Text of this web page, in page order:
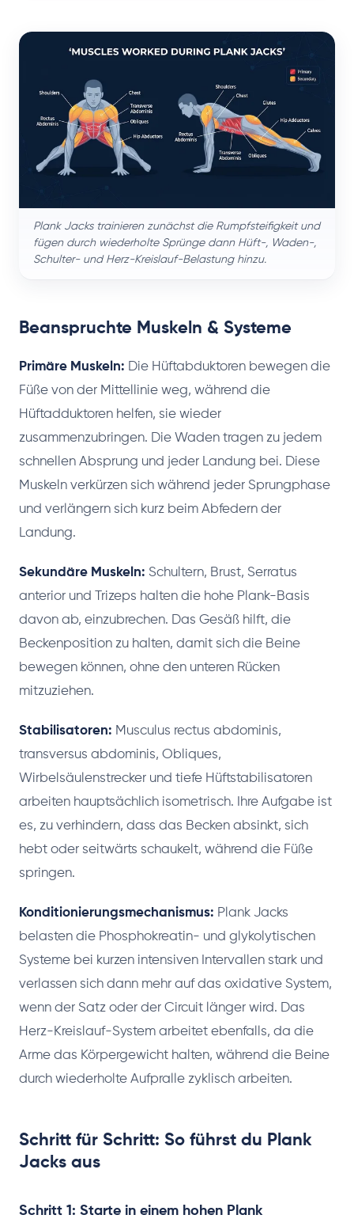
Plank Jacks trainieren zunächst die Rumpfsteifigkeit und
fügen durch wiederholte Sprünge dann Hüft-, Waden-,
Schulter- und Herz-Kreislauf-Belastung hinzu.
Beanspruchte Muskeln & Systeme
Primäre Muskeln: Die Hüftabduktoren bewegen die
Füße von der Mittellinie weg, während die
Hüftadduktoren helfen, sie wieder
zusammenzubringen. Die Waden tragen zu jedem
schnellen Absprung und jeder Landung bei. Diese
Muskeln verkürzen sich während jeder Sprungphase
und verlängern sich kurz beim Abfedern der
Landung.
Sekundäre Muskeln: Schultern, Brust, Serratus
anterior und Trizeps halten die hohe Plank-Basis
davon ab, einzubrechen. Das Gesäß hilft, die
Beckenposition zu halten, damit sich die Beine
bewegen können, ohne den unteren Rücken
mitzuziehen.
Stabilisatoren: Musculus rectus abdominis,
transversus abdominis, Obliques,
Wirbelsäulenstrecker und tiefe Hüftstabilisatoren
arbeiten hauptsächlich isometrisch. Ihre Aufgabe ist
es, zu verhindern, dass das Becken absinkt, sich
hebt oder seitwärts schaukelt, während die Füße
springen.
Konditionierungsmechanismus: Plank Jacks
belasten die Phosphokreatin- und glykolytischen
Systeme bei kurzen intensiven Intervallen stark und
verlassen sich dann mehr auf das oxidative System,
wenn der Satz oder der Circuit länger wird. Das
Herz-Kreislauf-System arbeitet ebenfalls, da die
Arme das Körpergewicht halten, während die Beine
durch wiederholte Aufpralle zyklisch arbeiten.
Schritt für Schritt: So führst du Plank
Jacks aus
Schritt 1: Starte in einem hohen Plank